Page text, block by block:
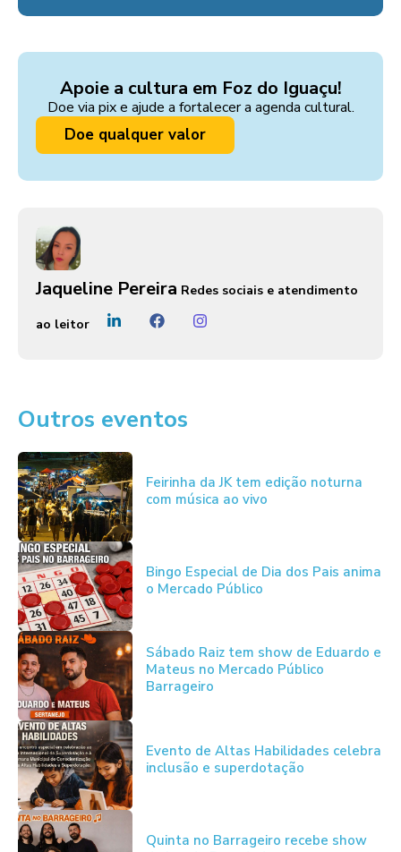
Apoie a cultura em Foz do Iguaçu!
Doe via pix e ajude a fortalecer a agenda cultural.
Doe qualquer valor
Jaqueline Pereira Redes sociais e atendimento
ao leitor
Outros eventos
Feirinha da JK tem edição noturna
com música ao vivo
Bingo Especial de Dia dos Pais anima
o Mercado Público
Sábado Raiz tem show de Eduardo e
Mateus no Mercado Público
Barrageiro
Evento de Altas Habilidades celebra
inclusão e superdotação
Quinta no Barrageiro recebe show